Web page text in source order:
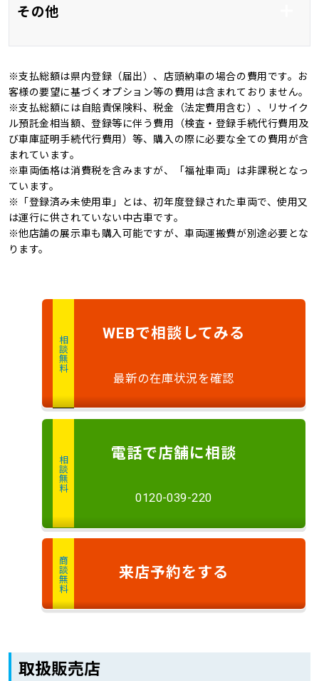
全周囲カメラ ＬＥＤ
オートマチックハイビ
ーム
オートライト
その他
新品タイヤ 記録簿
禁煙車 4WD
※支払総額は県内登録（届出）、店頭納車の場合の費用です。お
客様の要望に基づくオプション等の費用は含まれておりません。
※支払総額には自賠責保険料、税金（法定費用含む）、リサイク
ル預託金相当額、登録等に伴う費用（検査・登録手続代行費用及
び車庫証明手続代行費用）等、購入の際に必要な全ての費用が含
まれています。
※車両価格は消費税を含みますが、「福祉車両」は非課税となっ
ています。
※「登録済み未使用車」とは、初年度登録された車両で、使用又
は運行に供されていない中古車です。
※他店舗の展示車も購入可能ですが、車両運搬費が別途必要とな
ります。
相談無料
WEBで相談 してみる
最新の在庫状況を確認
相談無料
電話で店舗に相談
0120-039-220
商談無料 来店予約をする
取扱販売店